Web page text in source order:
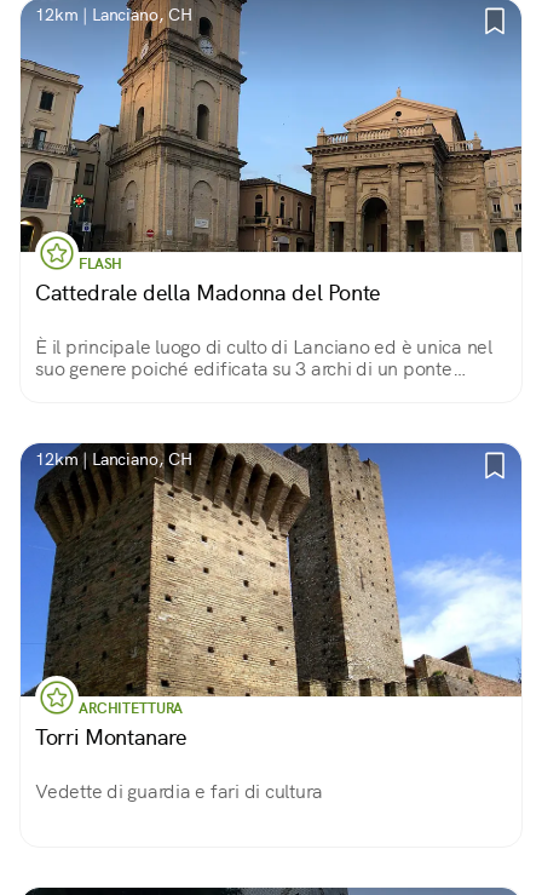
12km | Lanciano, CH
FLASH
Cattedrale della Madonna del Ponte
È il principale luogo di culto di Lanciano ed è unica nel
suo genere poiché edificata su 3 archi di un ponte
12km | Lanciano, CH
ARCHITETTURA
Torri Montanare
Vedette di guardia e fari di cultura